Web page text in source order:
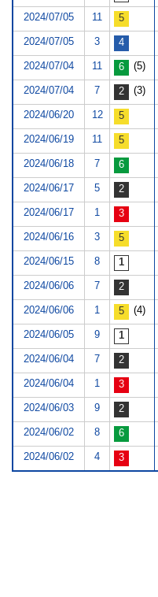
2024/07/05 11
2024/07/05 3
2024/07/04 11 (5)
2024/07/04 7 (3)
2024/06/20 12
2024/06/19 11
2024/06/18 7
2024/06/17 5
2024/06/17 1
2024/06/16 3
2024/06/15 8
2024/06/06 7
2024/06/06 1 (4)
2024/06/05 9
2024/06/04 7
2024/06/04 1
2024/06/03 9
2024/06/02 8
2024/06/02 4